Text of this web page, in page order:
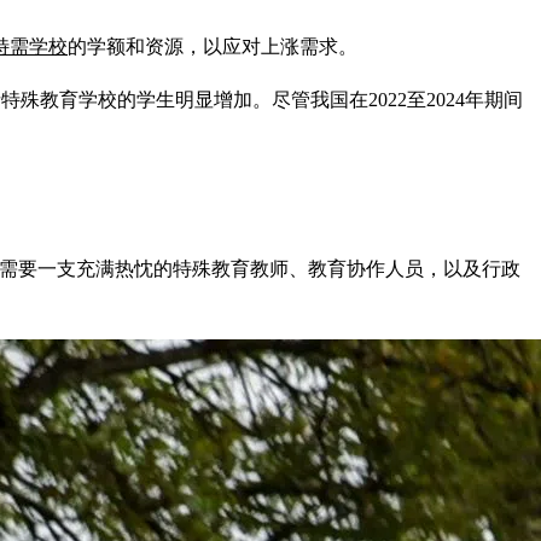
需学校的学额和资源，以应对上涨需求。
殊教育学校的学生明显增加。尽管我国在2022至2024年期间
要一支充满热忱的特殊教育教师、教育协作人员，以及行政